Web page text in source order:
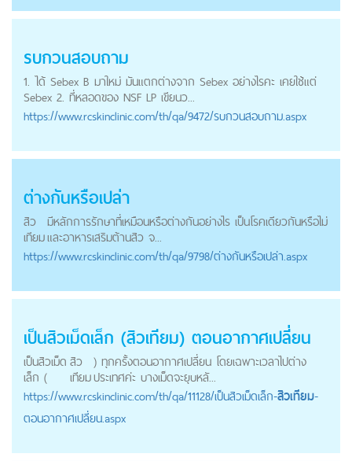
รบกวนสอบถาม
1. ได้ Sebex B มาใหม่ มันแตกต่างจาก Sebex อย่างไรคะ เคยใช้แต่
Sebex 2. ที่หลอดของ NSF LP เขียนว...
https://www.rcskinclinic.com/th/qa/9472/รบกวนสอบถาม.aspx
ต่างกันหรือเปล่า
สิว
เทียม
มีหลักการรักษาที่เหมือนหรือต่างกันอย่างไร เป็นโรคเดียวกันหรือไม่
และอาหารเสริมต้านสิว จ...
https://www.rcskinclinic.com/th/qa/9798/ต่างกันหรือเปล่า.aspx
เป็นสิวเม็ดเล็ก (สิวเทียม) ตอนอากาศเปลี่ยน
เป็นสิวเม็ด
เล็ก (
สิว
เทียม
) ทุกครั้งตอนอากาศเปลี่ยน โดยเฉพาะเวลาไปต่าง
ประเทศค่ะ บางเม็ดจะยุบหลั...
https://www.rcskinclinic.com/th/qa/11128/เป็นสิวเม็ดเล็ก-สิวเทียม-
ตอนอากาศเปลี่ยน.aspx